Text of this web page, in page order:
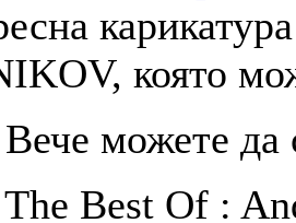
която
можете да
Best Of :